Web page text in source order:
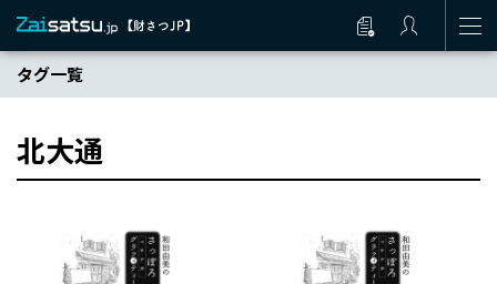
タグ一覧
北大通